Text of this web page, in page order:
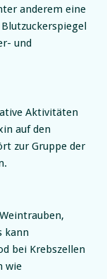
anderem eine
und
Aktivitäten
auf den
zur Gruppe der
kann
bei Krebszellen
wie